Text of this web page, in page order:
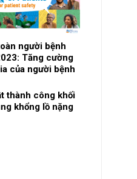
người bệnh
Tăng cường
của người bệnh
thành công khối
khổng lồ nặng